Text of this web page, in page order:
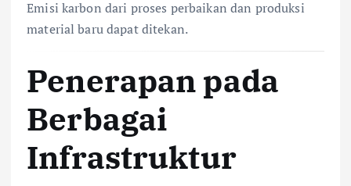
Emisi karbon dari proses perbaikan dan produksi
material baru dapat ditekan.
Penerapan pada
Berbagai
Infrastruktur